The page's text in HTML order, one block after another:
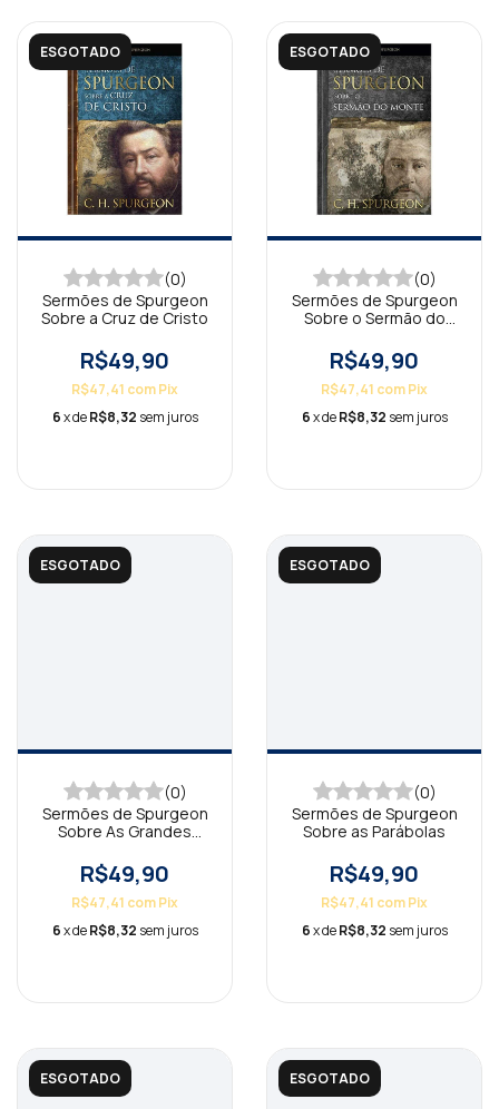
ESGOTADO
(0)
Sermões de Spurgeon
Sobre a Cruz de Cristo
R$49,90
R$47,41 comPix
6x deR$8,32 sem juros
ESGOTADO
(0)
Sermões de Spurgeon
Sobre o Sermão do
R$49,90
R$47,41 comPix
6x deR$8,32 sem juros
ESGOTADO
(0)
Sermões de Spurgeon
Sobre As Grandes
R$49,90
R$47,41 comPix
6x deR$8,32 sem juros
ESGOTADO
(0)
Sermões de Spurgeon
Sobre as Parábolas
R$49,90
R$47,41 comPix
6x deR$8,32 sem juros
ESGOTADO ESGOTADO